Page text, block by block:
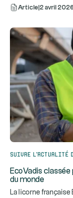
Article 2 avril 2026
Suivre l’actualité
EcoVadis
du monde
La licorne